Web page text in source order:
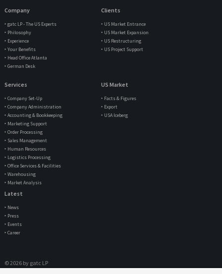
Company
‣ gatc LP - The US Experts
‣ Philosophy
‣ Experience
‣ Your Benefits
‣ Head Office Atlanta
‣ German Desk
Clients
‣ US Market Entrance
‣ US Market Expansion
‣ US Restructuring
‣ US Project Support
Services
‣ Company Set-Up
‣ Company Administration
‣ Accounting & Bookkeeping
‣ Marketing Support
‣ Order Processing
‣ Sales Management
‣ Human Resources
‣ Logistics Processing
‣ Office Services & Facilities
‣ Warehousing
‣ Market Analysis
US Market
‣ Facts & Figures
‣ Export
‣ USA Iceberg
Latest
‣ News
‣ Press
‣ Events
‣ Career
© 2026 by gatc LP
IMPRINT|PRIVACY POLICY